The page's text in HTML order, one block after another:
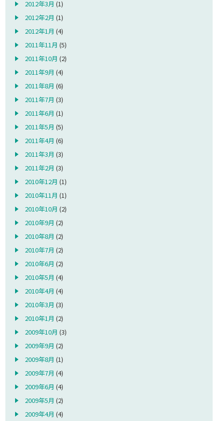
2012年3月 (1)
2012年2月 (1)
2012年1月 (4)
2011年11月 (5)
2011年10月 (2)
2011年9月 (4)
2011年8月 (6)
2011年7月 (3)
2011年6月 (1)
2011年5月 (5)
2011年4月 (6)
2011年3月 (3)
2011年2月 (3)
2010年12月 (1)
2010年11月 (1)
2010年10月 (2)
2010年9月 (2)
2010年8月 (2)
2010年7月 (2)
2010年6月 (2)
2010年5月 (4)
2010年4月 (4)
2010年3月 (3)
2010年1月 (2)
2009年10月 (3)
2009年9月 (2)
2009年8月 (1)
2009年7月 (4)
2009年6月 (4)
2009年5月 (2)
2009年4月 (4)